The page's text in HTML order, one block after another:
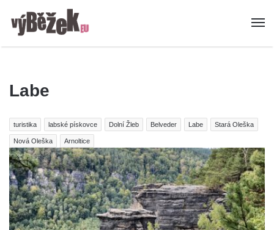
Labe
turistika labské pískovce Dolní Žleb Belveder Labe Stará Oleška
Nová Oleška Arnoltice